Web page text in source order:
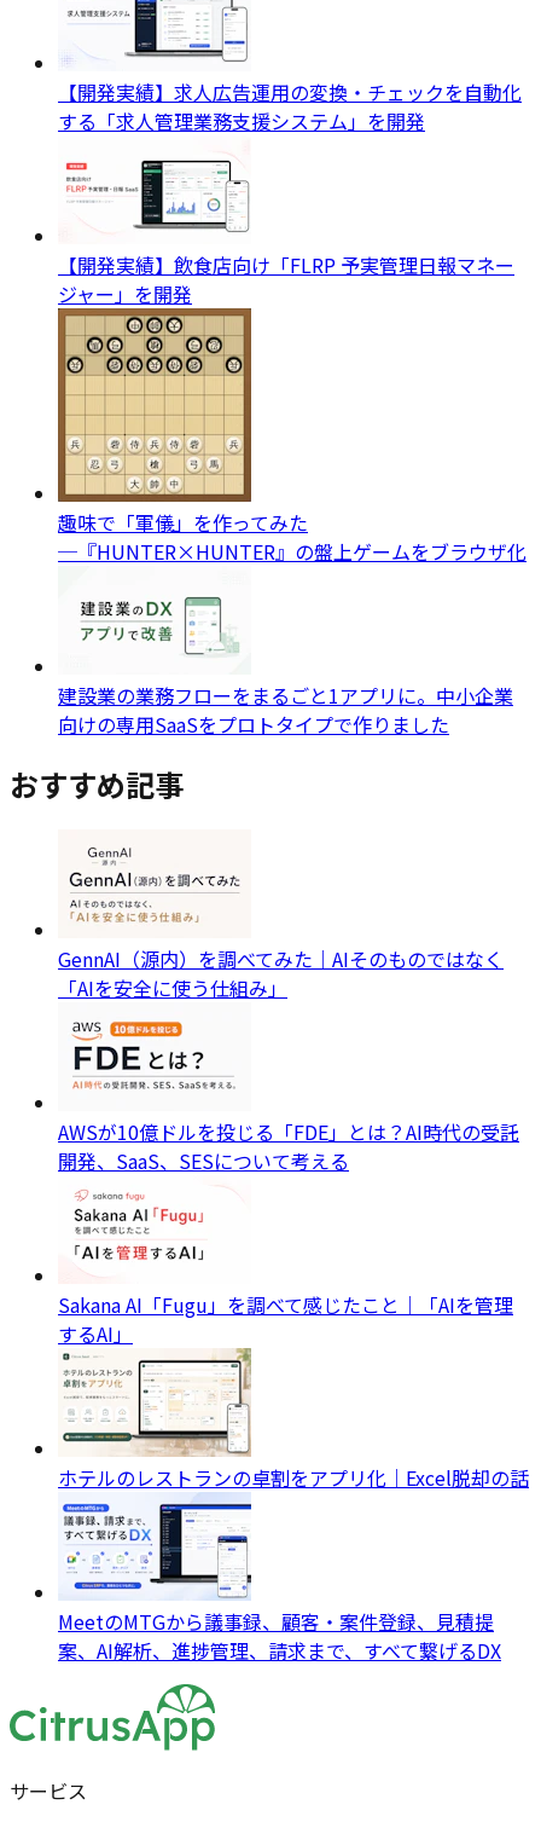
【開発実績】求人広告運用の変換・チェックを自動化
する「求人管理業務支援システム」を開発
【開発実績】飲食店向け「FLRP 予実管理日報マネー
ジャー」を開発
趣味で「軍儀」を作ってみた
─『HUNTER×HUNTER』の盤上ゲームをブラウザ化
建設業の業務フローをまるごと1アプリに。中小企業
向けの専用SaaSをプロトタイプで作りました
おすすめ記事
GennAI（源内）を調べてみた｜AIそのものではなく
「AIを安全に使う仕組み」
AWSが10億ドルを投じる「FDE」とは？AI時代の受託
開発、SaaS、SESについて考える
Sakana AI「Fugu」を調べて感じたこと｜「AIを管理
するAI」
ホテルのレストランの卓割をアプリ化｜Excel脱却の話
MeetのMTGから議事録、顧客・案件登録、見積提
案、AI解析、進捗管理、請求まで、すべて繋げるDX
サービス